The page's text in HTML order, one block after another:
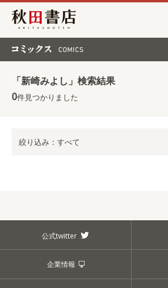
秋田書店
「新崎みよし」検索結果
0件見つかりました
絞り込み：すべて
公式twitter
企業情報